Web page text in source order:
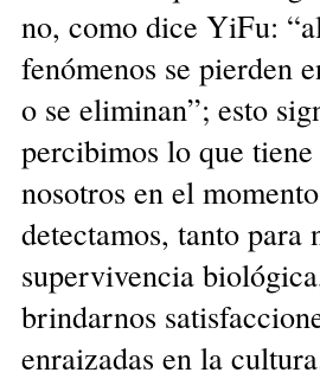
no, como dice YiFu:
fenómenos se pierden
o se eliminan”; esto
percibimos lo que
nosotros en el
detectamos, tanto para
supervivencia
brindarnos
enraizadas en la